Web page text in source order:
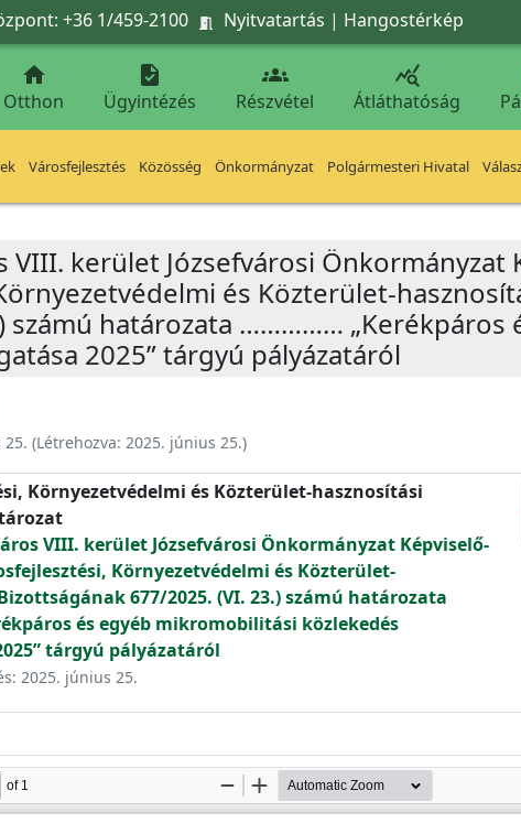
+36 1/459-2100  Nyitvatartás | Hangostérkép

Otthon

Ügyintézés

Részvétel

Átláthatóság
Városfejlesztés Közösség Önkormányzat Polgármesteri Hivatal
VIII. kerület Józsefvárosi
és Közterület-
számú határozata …………… „Kerékpáros
2025” tárgyú pályázatáról
25. (Létrehozva: 2025. június 25.)
Környezetvédelmi és Közterület-hasznosítási
VIII. kerület Józsefvárosi Önkormányzat Képviselő-
Környezetvédelmi és Közterület-
677/2025. (VI. 23.) számú határozata
és egyéb mikromobilitási közlekedés
tárgyú pályázatáról
2025. június 25.